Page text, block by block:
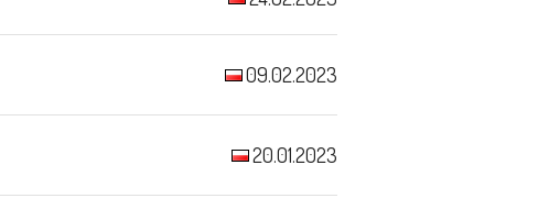
09.02.2023
20.01.2023